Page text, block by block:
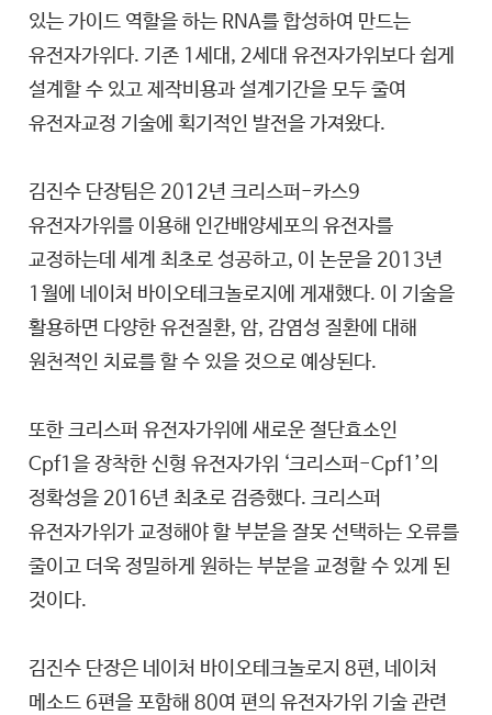
있는 가이드 역할을 하는 RNA를 합성하여 만드는
유전자가위다. 기존 1세대, 2세대 유전자가위보다 쉽게
설계할 수 있고 제작비용과 설계기간을 모두 줄여
유전자교정 기술에 획기적인 발전을 가져왔다.
김진수 단장팀은 2012년 크리스퍼-카스9
유전자가위를 이용해 인간배양세포의 유전자를
교정하는데 세계 최초로 성공하고, 이 논문을 2013년
1월에 네이처 바이오테크놀로지에 게재했다. 이 기술을
활용하면 다양한 유전질환, 암, 감염성 질환에 대해
원천적인 치료를 할 수 있을 것으로 예상된다.
또한 크리스퍼 유전자가위에 새로운 절단효소인
Cpf1을 장착한 신형 유전자가위 ‘크리스퍼-Cpf1’의
정확성을 2016년 최초로 검증했다. 크리스퍼
유전자가위가 교정해야 할 부분을 잘못 선택하는 오류를
줄이고 더욱 정밀하게 원하는 부분을 교정할 수 있게 된
것이다.
김진수 단장은 네이처 바이오테크놀로지 8편, 네이처
메소드 6편을 포함해 80여 편의 유전자가위 기술 관련